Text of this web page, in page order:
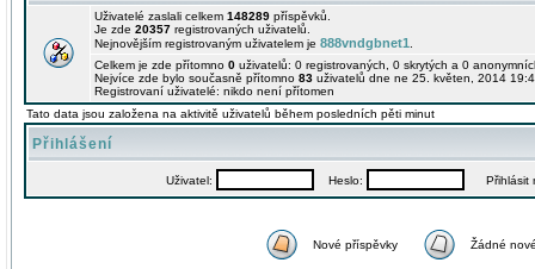
Uživatelé zaslali celkem 148289 příspěvků.
Je zde 20357 registrovaných uživatelů.
Nejnovějším registrovaným uživatelem je 888vndgbnet1
Celkem je zde přítomno 0 uživatelů: 0 registrovaných, 0 skrytých a 0
Nejvíce zde bylo současně přítomno 83 uživatelů dne ne 25. květen, 2014
Registrovaní uživatelé: nikdo není přítomen
Tato data jsou založena na aktivitě uživatelů během posledních pěti minut
Přihlášení
Uživatel: Heslo: Přihlásit
Nové příspěvky Žádné